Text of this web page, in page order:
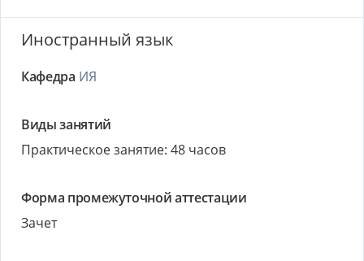
Иностранный язык
Кафедра ИЯ
Виды занятий
Практическое занятие: 48 часов
Форма промежуточной аттестации
Зачет